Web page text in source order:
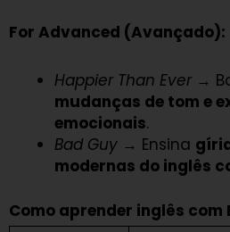
For Advanced (Avançado):
Happier Than Ever→
mudanças de tom e
emocionais.
Bad Guy → Ensina
modernas do inglês
Como aprender inglês com